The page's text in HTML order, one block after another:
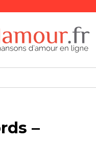
–